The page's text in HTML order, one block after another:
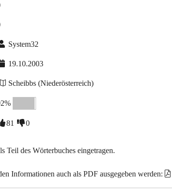
System32
19.10.2003
Scheibbs (Niederösterreich)
81 0
Teil des Wörterbuches eingetragen.
Informationen auch als PDF ausgegeben werden: